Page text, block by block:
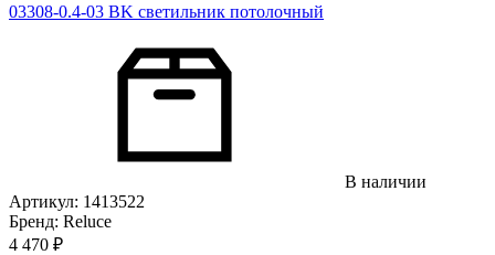
03308-0.4-03 BK светильник потолочный
В наличии
Артикул: 1413522
Бренд: Reluce
4 470 ₽